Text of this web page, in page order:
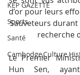
KEP GAZETTE
Sports
Santé
d’or pour leurs
Sauveteurs
recherche
Le Premier
Hun Sen,